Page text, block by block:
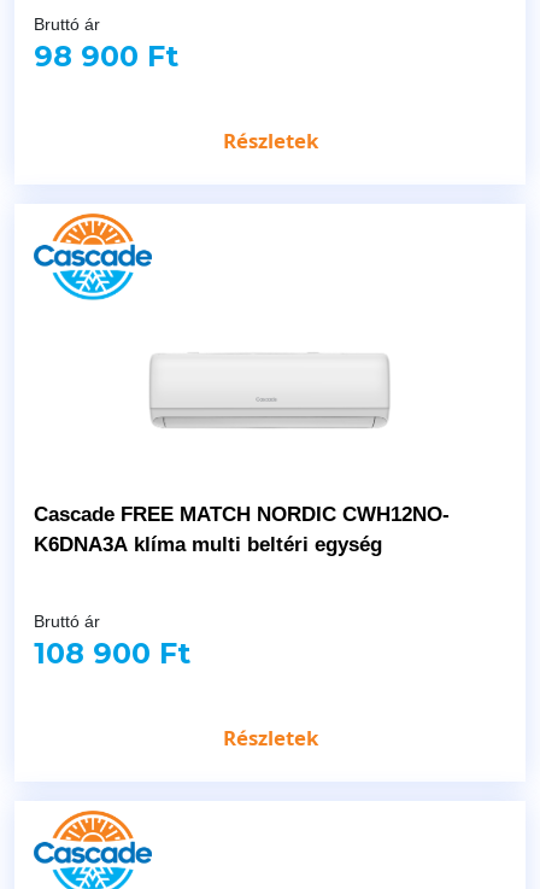
Bruttó ár
98 900 Ft
Részletek
Cascade FREE MATCH NORDIC CWH12NO-
K6DNA3A klíma multi beltéri egység
Bruttó ár
108 900 Ft
Részletek